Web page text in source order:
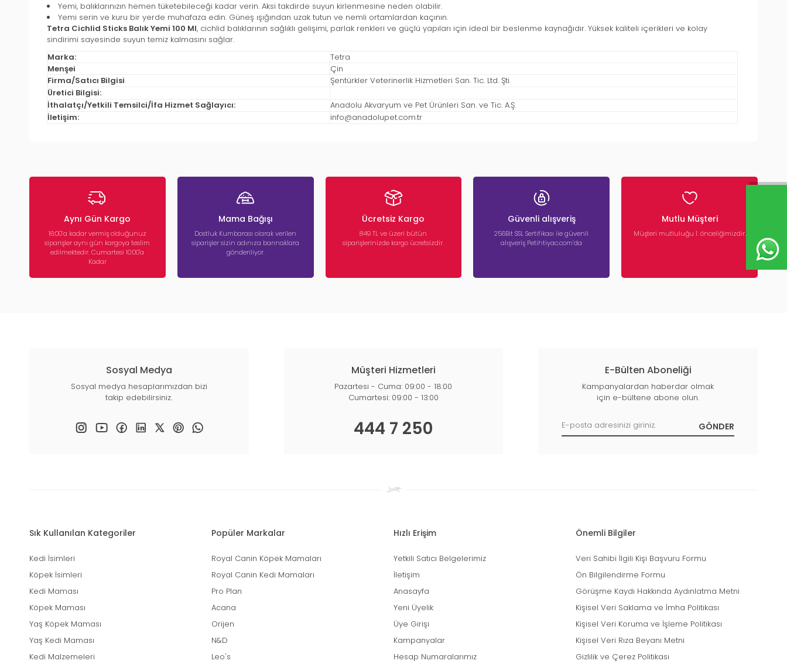
Yemi, balıklarınızın hemen tüketebileceği kadar verin. Aksi takdirde suyun kirlenmesine neden olabilir.
Yemi serin ve kuru bir yerde muhafaza edin. Güneş ışığından uzak tutun ve nemli ortamlardan kaçının.
Tetra Cichlid Sticks Balık Yemi 100 Ml, cichlid balıklarının sağlıklı gelişimi, parlak renkleri ve güçlü yapıları için ideal bir beslenme kaynağıdır. Yüksek kaliteli içerikleri ve kolay
sindirimi sayesinde suyun temiz kalmasını sağlar.
Marka:
Tetra
Menşei
Çin
Firma/Satıcı Bilgisi
Şentürkler Veterinerlik Hizmetleri San. Tic. Ltd. Şti.
Üretici Bilgisi:
İthalatçı/Yetkili Temsilci/İfa Hizmet Sağlayıcı:
Anadolu Akvaryum ve Pet Ürünleri San. ve Tic. A.Ş.
İletişim:
info@anadolupet.com.tr
Aynı Gün Kargo
16:00’a kadar vermiş olduğunuz
siparişler aynı gün kargoya teslim
edilmektedir. Cumartesi 10:00'a
Kadar
Mama Bağışı
Dostluk Kumbarası olarak verilen
siparişler sizin adınıza barınaklara
gönderiliyor.
Ücretsiz Kargo
849 TL ve üzeri bütün
siparişlerinizde kargo ücretsizdir.
Güvenli alışveriş
256Bit SSL Sertifikası ile güvenli
alışveriş Petihtiyac.com’da
Mutlu Müşteri
Müşteri mutluluğu 1. önceliğimizdir.
Sosyal Medya
Sosyal medya hesaplarımızdan bizi
takip edebilirsiniz.
Müşteri Hizmetleri
Pazartesi - Cuma: 09:00 - 18:00
Cumartesi: 09:00 - 13:00
444 7 250
E-Bülten Aboneliği
Kampanyalardan haberdar olmak
için e-bültene abone olun.
Sık Kullanılan Kategoriler
Kedi İsimleri
Köpek İsimleri
Kedi Maması
Köpek Maması
Yaş Köpek Maması
Yaş Kedi Maması
Kedi Malzemeleri
Popüler Markalar
Royal Canin Köpek Mamaları
Royal Canin Kedi Mamaları
Pro Plan
Acana
Orijen
N&D
Leo's
Hızlı Erişim
Yetkili Satıcı Belgelerimiz
İletişim
Anasayfa
Yeni Üyelik
Üye Girişi
Kampanyalar
Hesap Numaralarımız
Önemli Bilgiler
Veri Sahibi İlgili Kişi Başvuru Formu
Ön Bilgilendirme Formu
Görüşme Kaydı Hakkında Aydınlatma Metni
Kişisel Veri Saklama ve İmha Politikası
Kişisel Veri Koruma ve İşleme Politikası
Kişisel Veri Rıza Beyanı Metni
Gizlilik ve Çerez Politikası